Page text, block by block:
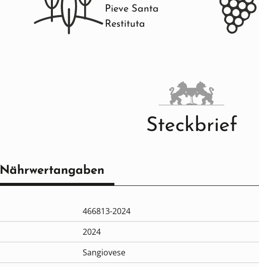
Pieve Santa
Restituta
Steckbrief
Nährwertangaben
466813-2024
Sangiovese
2024